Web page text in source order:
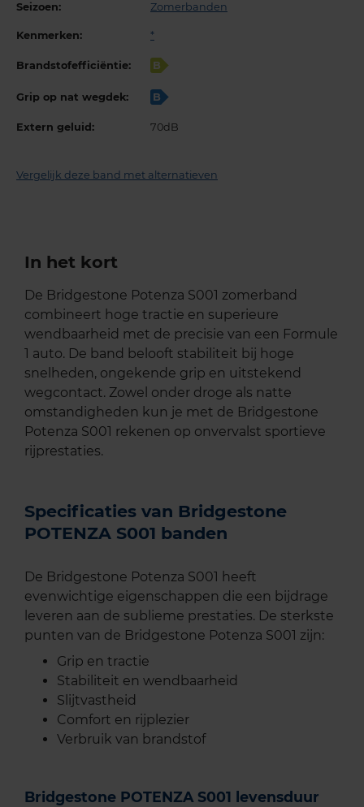
Seizoen: Zomerbanden
Kenmerken: *
Brandstofefficiëntie: B
Grip op nat wegdek: B
Extern geluid: 70dB
Vergelijk deze band met alternatieven
In het kort
De Bridgestone Potenza S001 zomerband
combineert hoge tractie en superieure
wendbaarheid met de precisie van een Formule
1 auto. De band belooft stabiliteit bij hoge
snelheden, ongekende grip en uitstekend
wegcontact. Zowel onder droge als natte
omstandigheden kun je met de Bridgestone
Potenza S001 rekenen op onvervalst sportieve
rijprestaties.
Specificaties van Bridgestone
POTENZA S001 banden
De Bridgestone Potenza S001 heeft
evenwichtige eigenschappen die een bijdrage
leveren aan de sublieme prestaties. De sterkste
punten van de Bridgestone Potenza S001 zijn:
Grip en tractie
Stabiliteit en wendbaarheid
Slijtvastheid
Comfort en rijplezier
Verbruik van brandstof
Bridgestone POTENZA S001 levensduur